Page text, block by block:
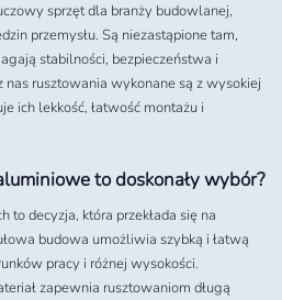
sprzęt dla branży budowlanej,
przemysłu. Są niezastąpione tam,
stabilności, bezpieczeństwa i
rusztowania wykonane są z wysokiej
ich lekkość, łatwość montażu i
to doskonały wybór?
decyzja, która przekłada się na
budowa umożliwia szybką i łatwą
pracy i różnej wysokości.
zapewnia rusztowaniom długą